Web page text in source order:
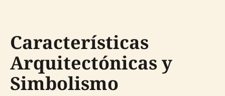
Características
Arquitectónicas y
Simbolismo